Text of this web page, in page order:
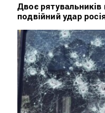
Двоє
подвійний удар